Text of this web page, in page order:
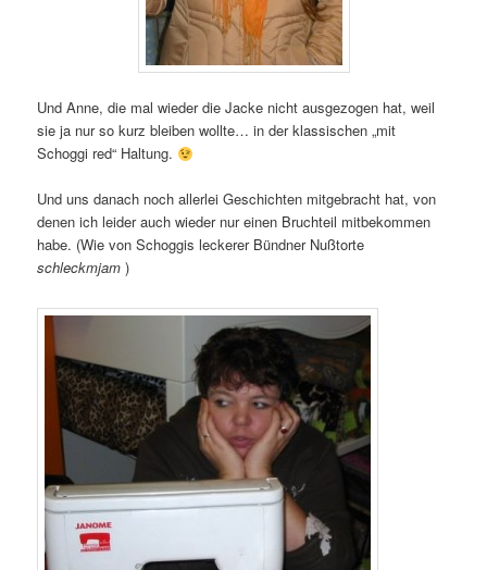
Und Anne, die mal wieder die Jacke nicht ausgezogen hat, weil
sie ja nur so kurz bleiben wollte… in der klassischen „mit
Schoggi red“ Haltung.
Und uns danach noch allerlei Geschichten mitgebracht hat, von
denen ich leider auch wieder nur einen Bruchteil mitbekommen
habe. (Wie von Schoggis leckerer Bündner Nußtorte
schleckmjam )